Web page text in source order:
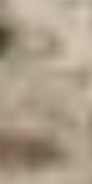
"Không làm
chế độ hữu
trung hay đơn
chi tiết sự
Mode)
lý ở cạnh trái
tin nhắn, thông
khu vực